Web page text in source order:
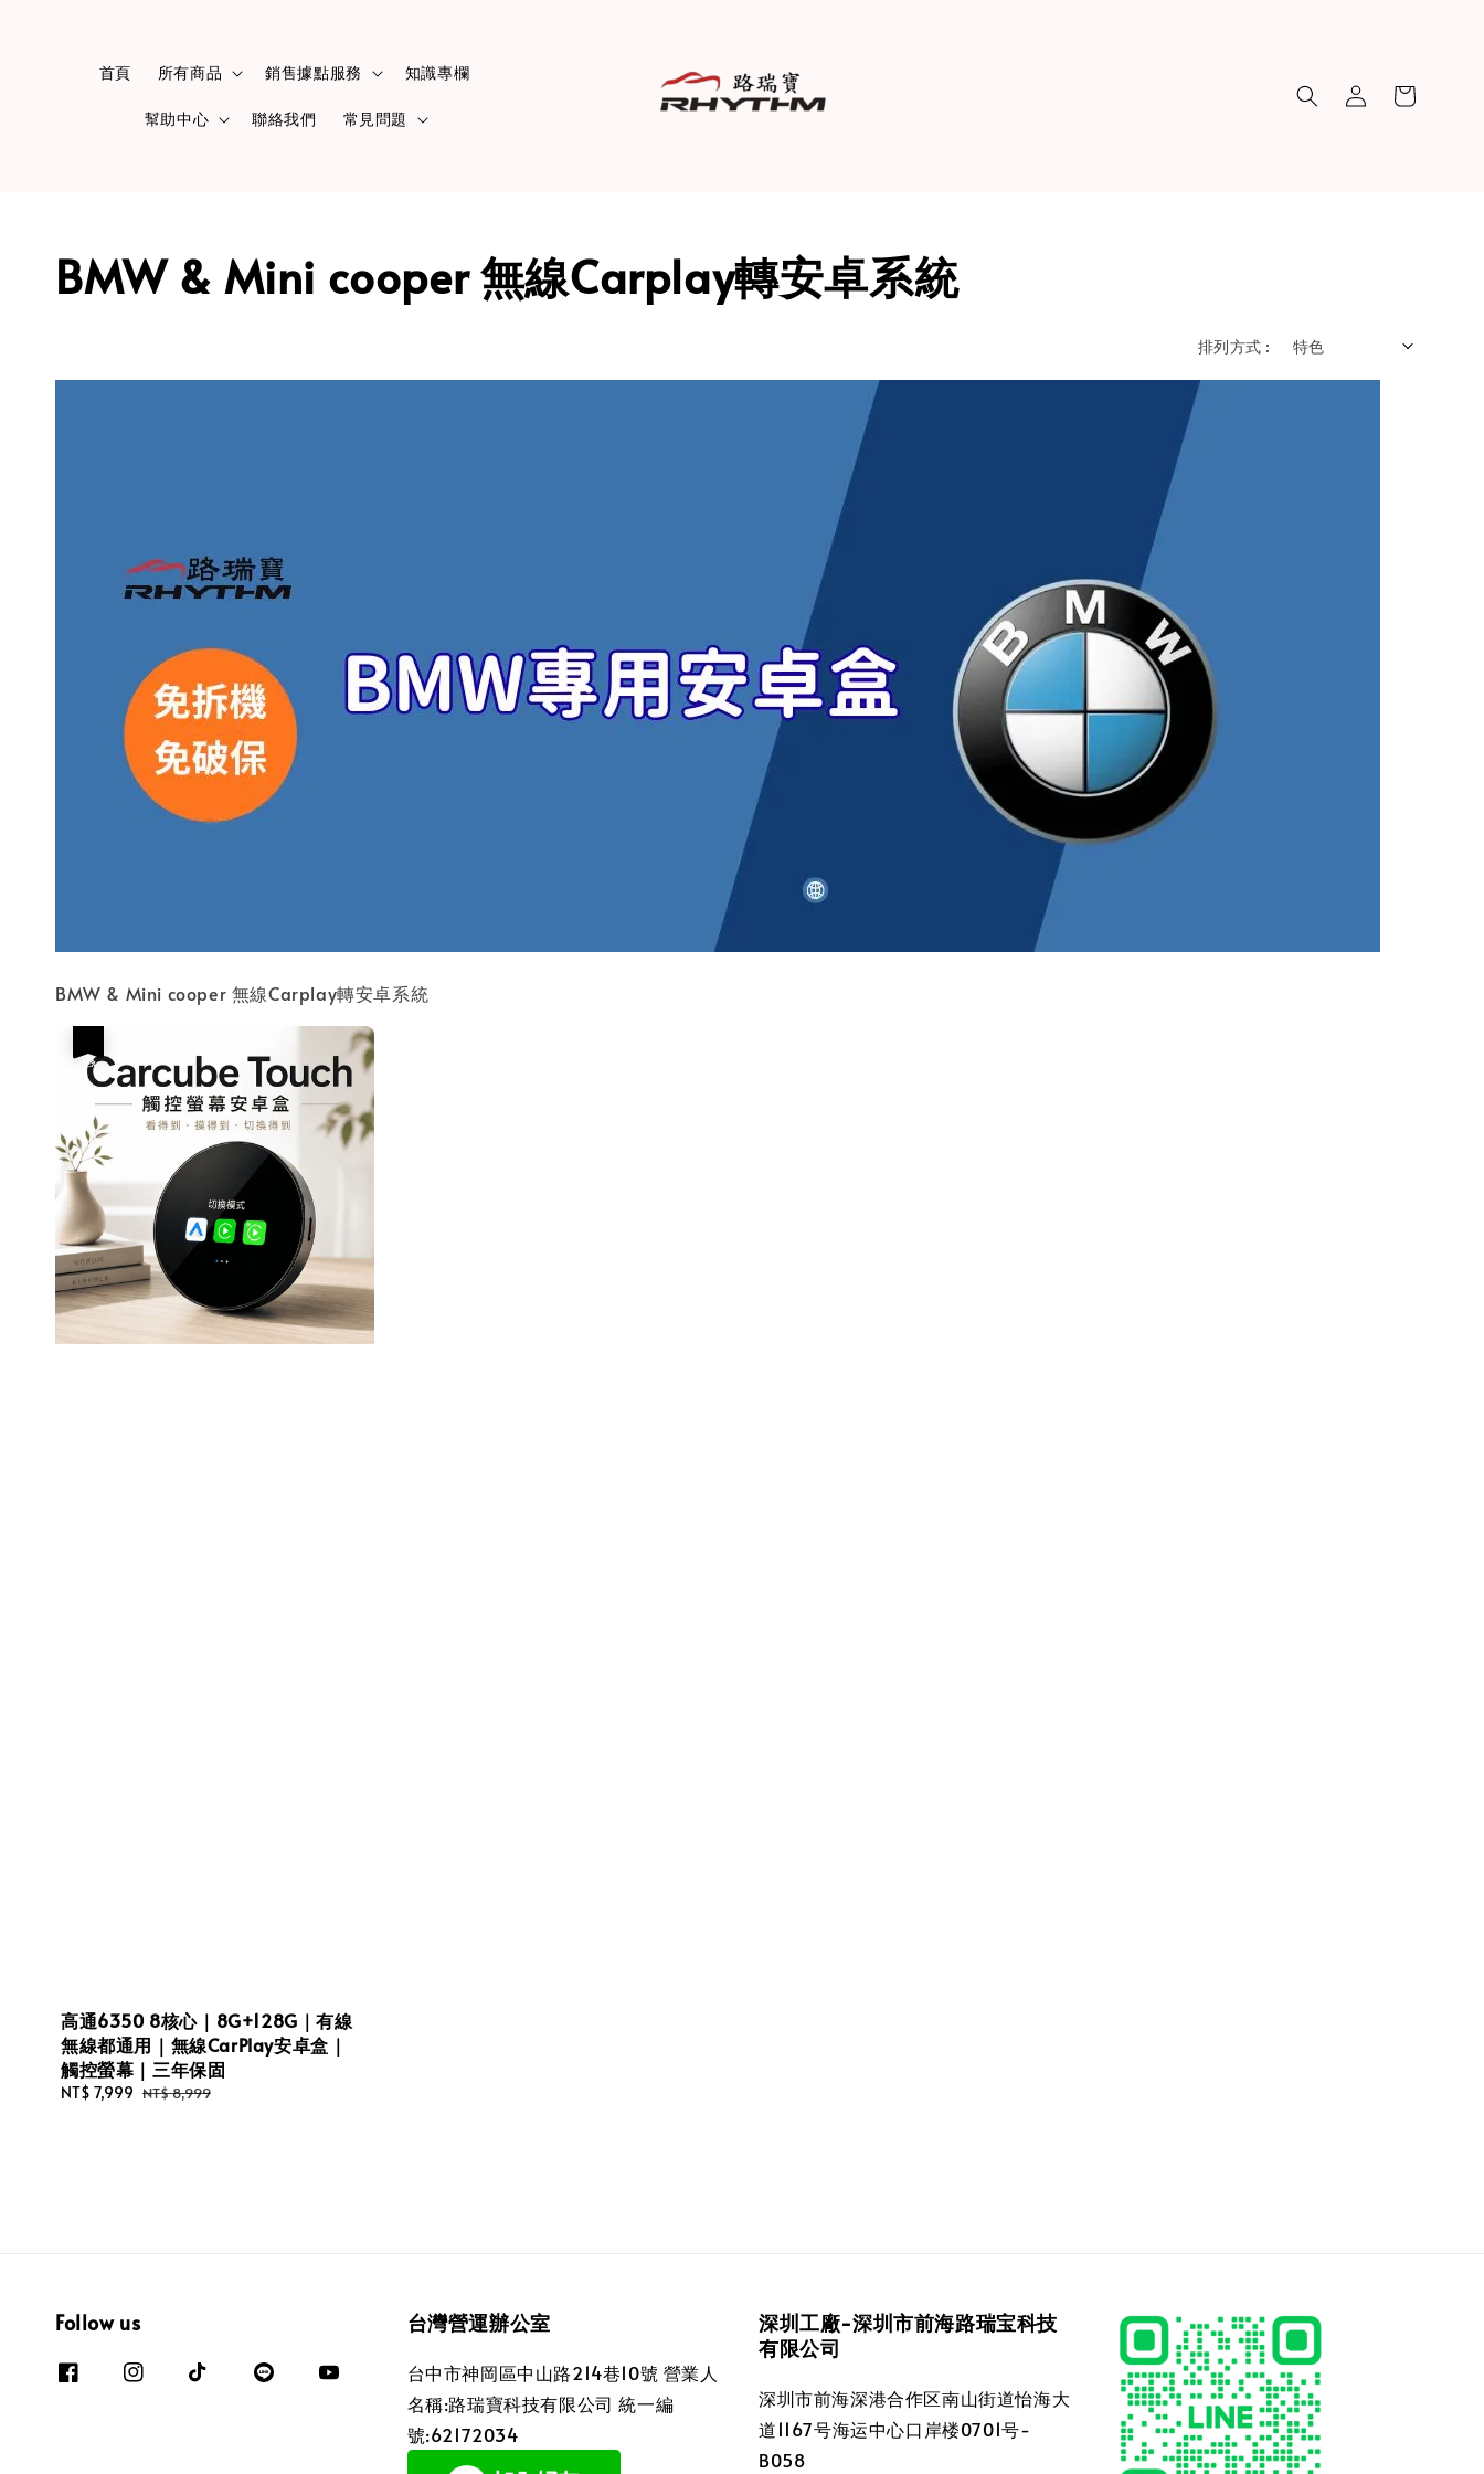
首頁 所有商品 銷售據點服務 知識專欄
幫助中心 聯絡我們 常見問題
BMW & Mini cooper 無線Carplay轉安卓系統
排列方式 :
BMW & Mini cooper 無線Carplay轉安卓系統
高通6350 8核心｜8G+128G｜有線
無線都通用｜無線CarPlay安卓盒｜
觸控螢幕｜三年保固
Sale
NT$ 7,999 Regular
NT$ 8,999
Follow us 台灣營運辦公室
台中市神岡區中山路214巷10號 營業人
名稱:路瑞寶科技有限公司 統一編
號:62172034
深圳工廠-深圳市前海路瑞宝科技
有限公司
深圳市前海深港合作区南山街道怡海大
道1167号海运中心口岸楼0701号-
B058